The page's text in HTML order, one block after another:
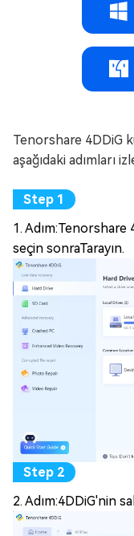
Tenorshare 4DDiG
aşağıdaki adımları
1. Adım:Tenorshare
seçin sonraTarayın.
2. Adım:4DDiG'nin